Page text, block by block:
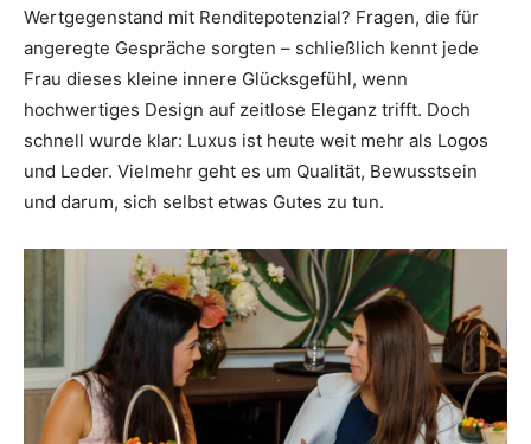
Wertgegenstand mit Renditepotenzial? Fragen, die für
angeregte Gespräche sorgten – schließlich kennt jede
Frau dieses kleine innere Glücksgefühl, wenn
hochwertiges Design auf zeitlose Eleganz trifft. Doch
schnell wurde klar: Luxus ist heute weit mehr als Logos
und Leder. Vielmehr geht es um Qualität, Bewusstsein
und darum, sich selbst etwas Gutes zu tun.